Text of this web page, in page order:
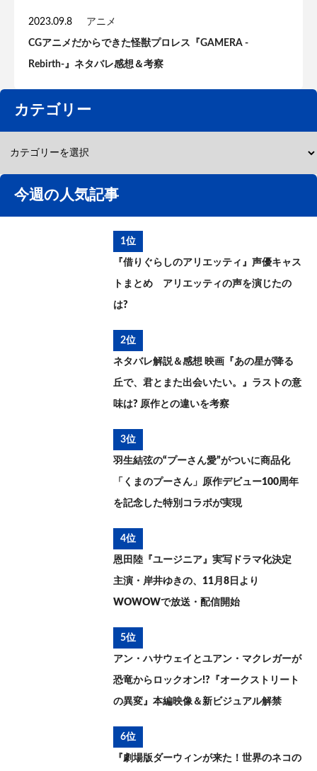
2023.09.8 アニメ
CGアニメだからできた怪獣プロレス『GAMERA -
Rebirth-』ネタバレ感想＆考察
カテゴリー
今週の人気記事
1位
『借りぐらしのアリエッティ』声優キャス
トまとめ アリエッティの声を演じたの
は?
2位
ネタバレ解説＆感想 映画『あの星が降る
丘で、君とまた出会いたい。』ラストの意
味は? 原作との違いを考察
3位
羽生結弦の“プーさん愛”がついに商品化
「くまのプーさん」原作デビュー100周年
を記念した特別コラボが実現
4位
恩田陸『ユージニア』実写ドラマ化決定
主演・岸井ゆきの、11月8日より
WOWOWで放送・配信開始
5位
アン・ハサウェイとユアン・マクレガーが
恐竜からロックオン!?『オークストリート
の異変』本編映像＆新ビジュアル解禁
6位
『劇場版ダーウィンが来た！世界のネコの